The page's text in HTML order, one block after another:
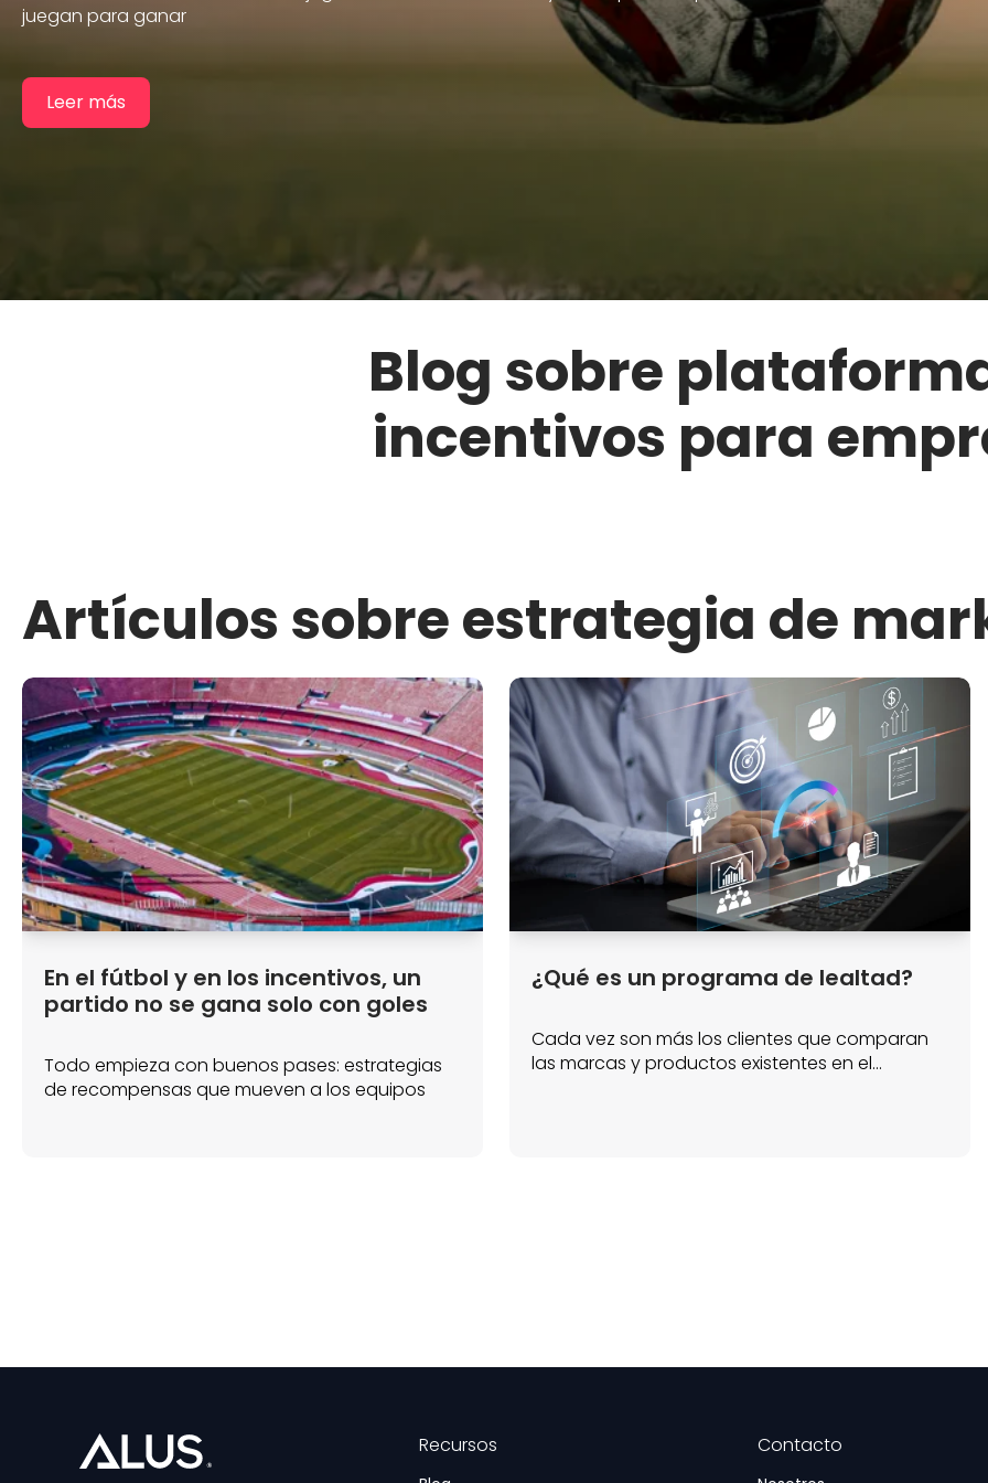
equipos
Leer más
juegan para ganar
Leer más
incentivos.
Leer más
Blog sobre
incentivos para
Artículos sobre estrategia de
En el fútbol y en los incentivos, un
partido no se gana solo con goles
Todo empieza con buenos pases: estrategias
de recompensas que mueven a los equipos
¿Qué es un programa de lealtad?
Cada vez son más los clientes que comparan
las marcas y productos existentes en el...
Recursos Contacto